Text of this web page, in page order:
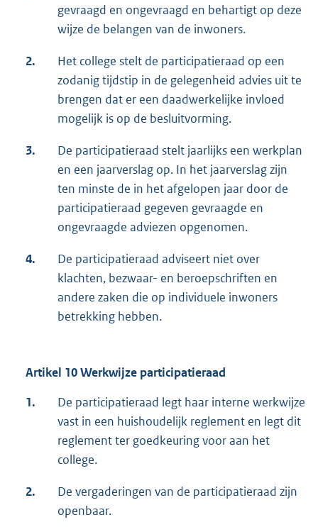
gevraagd en ongevraagd en behartigt op deze
wijze de belangen van de inwoners.
2.
Het college stelt de participatieraad op een
zodanig tijdstip in de gelegenheid advies uit te
brengen dat er een daadwerkelijke invloed
mogelijk is op de besluitvorming.
3.
De participatieraad stelt jaarlijks een werkplan
en een jaarverslag op. In het jaarverslag zijn
ten minste de in het afgelopen jaar door de
participatieraad gegeven gevraagde en
ongevraagde adviezen opgenomen.
4.
De participatieraad adviseert niet over
klachten, bezwaar- en beroepschriften en
andere zaken die op individuele inwoners
betrekking hebben.
Artikel 10 Werkwijze participatieraad
1.
De participatieraad legt haar interne werkwijze
vast in een huishoudelijk reglement en legt dit
reglement ter goedkeuring voor aan het
college.
2.
De vergaderingen van de participatieraad zijn
openbaar.